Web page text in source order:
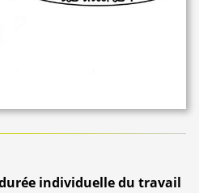
individuelle du travail